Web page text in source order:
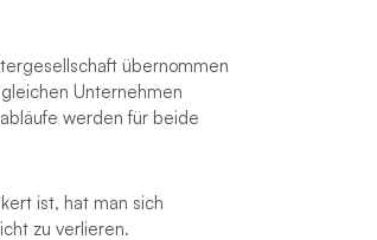
übernommen
Unternehmen
werden für beide
ist, hat man sich
zu verlieren.